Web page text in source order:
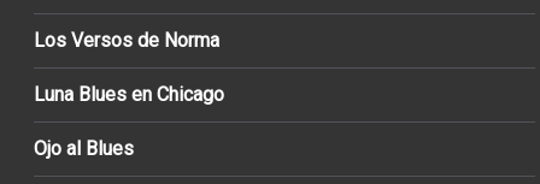
Los Versos de Norma
Luna Blues en Chicago
Ojo al Blues